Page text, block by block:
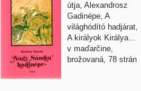
útja, Alexandrosz
Gadinépe, A
világhódító hadjárat,
A királyok Királya...
v maďarčine,
brožovaná, 78 strán